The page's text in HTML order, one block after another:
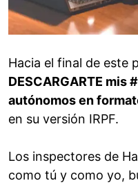
Hacia el final de este
DESCARGARTE
autónomos en
en su versión IRPF.
Los inspectores de
como tú y como yo,